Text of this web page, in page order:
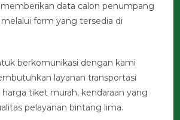
data calon penumpang
form yang tersedia di
berkomunikasi dengan kami
layanan transportasi
tiket murah, kendaraan yang
pelayanan bintang lima.